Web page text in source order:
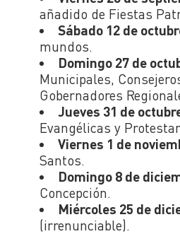
añadido de Fiestas
Sábado 12 de
mundos.
Domingo 27 de
Municipales,
Gobernadores
Jueves 31 de
Evangélicas y
Viernes 1 de
Santos.
Domingo 8 de
Concepción.
Miércoles 25 de
(irrenunciable).